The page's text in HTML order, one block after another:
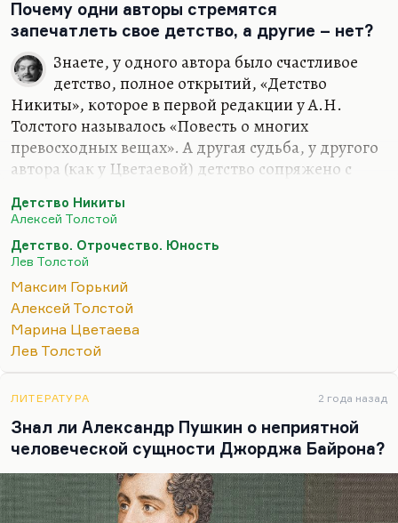
мастерскую она не должна врываться и чьи
творения она не должна профанно оценивать, и…
Почему одни авторы стремятся
запечатлеть свое детство, а другие – нет?
Знаете, у одного автора было счастливое
детство, полное открытий, «Детство
Никиты», которое в первой редакции у А.Н.
Толстого называлось «Повесть о многих
превосходных вещах». А другая судьба, у другого
автора (как у Цветаевой) детство сопряжено с
она сумела написать «Волшебный фонарь» –
для нее порой унижений, порой трагедий. Она
Пастернак называет детство «ковш душевной
глуби». У других авторов детство – как у
Горького. Как сказал Чуковский: «
что он жил в мире патологических садистов. И кроме
Детство Никиты
Алексей Толстой
Детство. Отрочество. Юность
Лев Толстой
Максим Горький
Алексей Толстой
Марина Цветаева
Лев Толстой
ЛИТЕРАТУРА 2 года назад
Знал ли Александр Пушкин о неприятной
человеческой сущности Джорджа Байрона?